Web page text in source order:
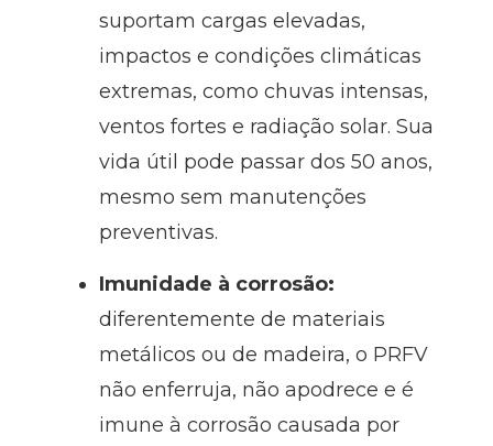
suportam cargas elevadas,
impactos e condições climáticas
extremas, como chuvas intensas,
ventos fortes e radiação solar. Sua
vida útil pode passar dos 50 anos,
mesmo sem manutenções
preventivas.
Imunidade à corrosão:
diferentemente de materiais
metálicos ou de madeira, o PRFV
não enferruja, não apodrece e é
imune à corrosão causada por